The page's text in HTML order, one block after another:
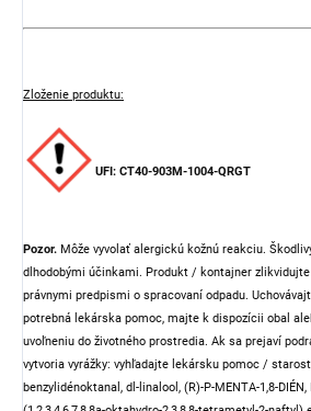
Zloženie produktu:
UFI: CT40-903M-1004-QRGT
Pozor. Môže vyvolať alergickú kožnú reakciu.
dlhodobými účinkami. Produkt / kontajner
právnymi predpismi o spracovaní odpadu.
potrebná lekárska pomoc, majte k dispozícii obal
uvoľneniu do životného prostredia. Ak sa prejaví
vytvoria vyrážky: vyhľadajte lekársku pomoc /
benzylidénoktanal, dl-linalool, (R)-P-MENTA-1,8-